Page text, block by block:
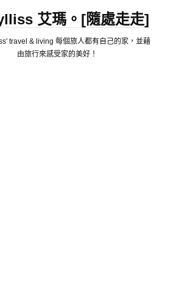
艾瑪。[隨處走走]
travel & living 每個旅人都有自己的家，並藉
由旅行來感受家的美好！